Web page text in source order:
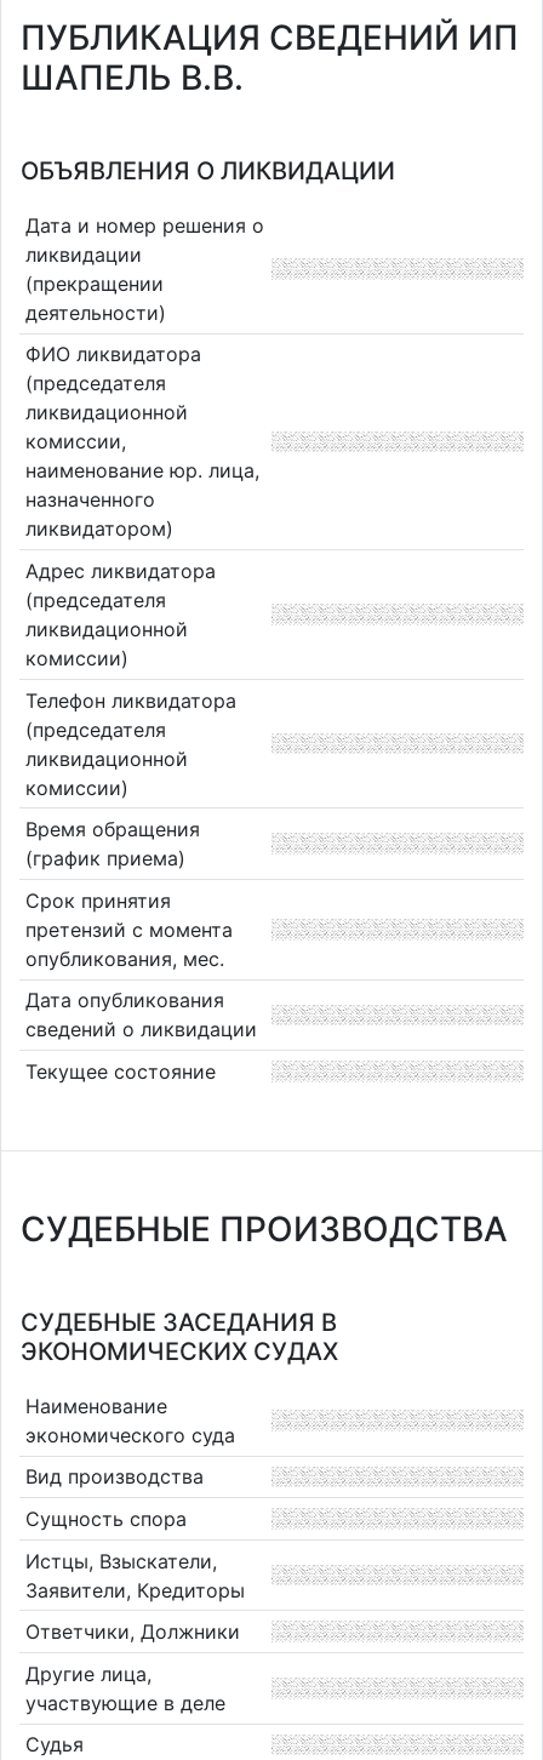
ПУБЛИКАЦИЯ СВЕДЕНИЙ ИП
ШАПЕЛЬ В.В.
ОБЪЯВЛЕНИЯ О ЛИКВИДАЦИИ
Дата и номер решения о
ликвидации
(прекращении
деятельности)
ФИО ликвидатора
(председателя
ликвидационной
комиссии,
наименование юр. лица,
назначенного
ликвидатором)
Адрес ликвидатора
(председателя
ликвидационной
комиссии)
Телефон ликвидатора
(председателя
ликвидационной
комиссии)
Время обращения
(график приема)
Срок принятия
претензий с момента
опубликования, мес.
Дата опубликования
сведений о ликвидации
Текущее состояние
СУДЕБНЫЕ ПРОИЗВОДСТВА
СУДЕБНЫЕ ЗАСЕДАНИЯ В
ЭКОНОМИЧЕСКИХ СУДАХ
Наименование
экономического суда
Вид производства
Сущность спора
Истцы, Взыскатели,
Заявители, Кредиторы
Ответчики, Должники
Другие лица,
участвующие в деле
Судья